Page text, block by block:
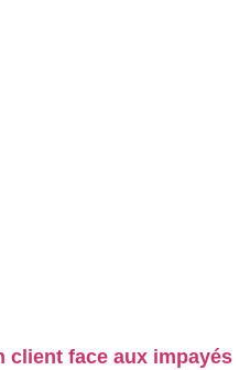
client face aux impayés